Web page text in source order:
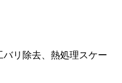
リ除去、熱処理スケー